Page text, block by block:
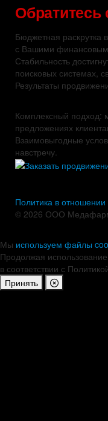
Бюджетная раскрутка
с Вашими
Стабильность
поисковых системах,
Результаты
Комплексный подход:
предложениях
Взаимовыгодные
навстречу.
Политика в
© 2026 ООО
Мы используем файлы
Продолжая
в соответствии с
Принять